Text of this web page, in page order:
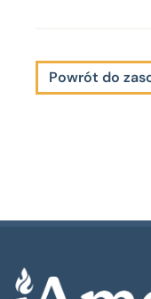
Powrót do